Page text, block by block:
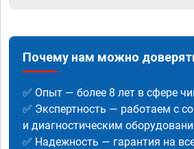
Почему нам можно
✅ Опыт — более 8 лет в сфере
✅ Экспертность — работаем с
и диагностическим
✅ Надежность — гарантия на